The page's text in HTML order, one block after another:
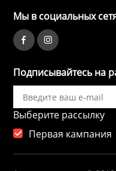
Мы в социальных
Подписывайтесь на
Выберите рассылку
Первая кампания